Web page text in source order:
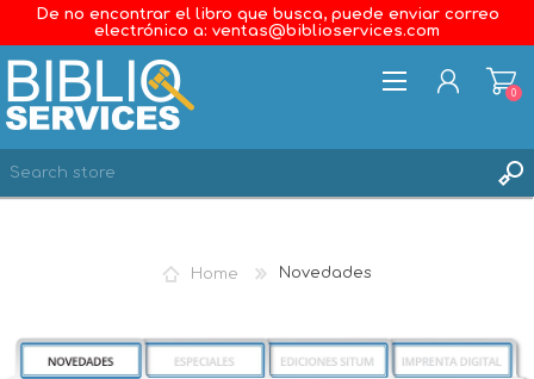
De no encontrar el libro que busca, puede enviar correo
electrónico a: ventas@biblioservices.com
0
Home Novedades